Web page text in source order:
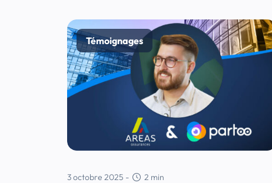
Témoignages
3 octobre 2025 - 2 min